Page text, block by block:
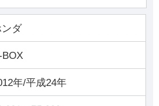
ダ
BOX
年/平成24年